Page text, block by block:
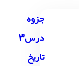
جزوه
درس3
تاریخ